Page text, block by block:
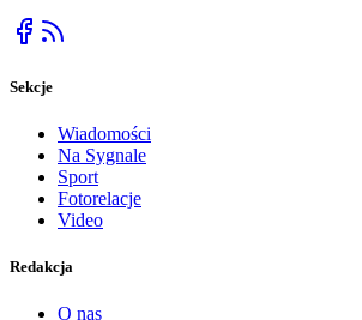
Sekcje
Wiadomości
Na Sygnale
Sport
Fotorelacje
Video
Redakcja
O nas